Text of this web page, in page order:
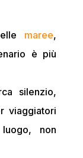
maree,
è più
silenzio,
viaggiatori
non